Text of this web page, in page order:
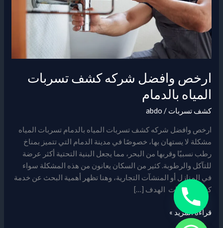
ارخص وافضل شركه كشف تسربات
المياه بالدمام
كشف تسربات /
abdo
ارخص وافضل شركه كشف تسربات المياه بالدمام تسربات المياه
مشكلة لا يستهان بها، خصوصًا في مدينة الدمام التي تتميز بمناخ
رطب نسبيًا وقربها من البحر، مما يجعل البنية التحتية أكثر عرضة
للتآكل والرطوبة. كثير من السكان يعانون من هذه المشكلة سواء
في المنازل أو المنشآت التجارية، وهنا تظهر أهمية البحث عن خدمة
كشف تسربات الهدف […]
بالدمام
قراءة المزيد »